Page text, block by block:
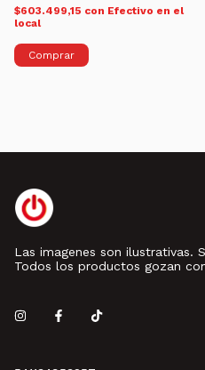
$603.499,15 con Efectivo en el
local
Las imagenes son ilustrativas.
Todos los productos gozan